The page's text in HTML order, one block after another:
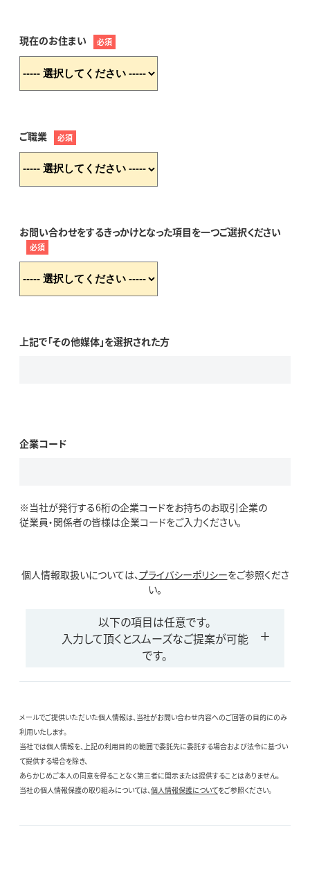
現在のお住まい 必須
ご職業 必須
お問い合わせをするきっかけとなった項目を一つご選択ください
必須
上記で「その他媒体」を選択された方
企業コード
※当社が発行する6桁の企業コードをお持ちのお取引企業の
従業員・関係者の皆様は企業コードをご入力ください。
個人情報取扱いについては、プライバシーポリシーをご参照くださ
い。
以下の項目は任意です。
入力して頂くとスムーズなご提案が可能
です。
メールでご提供いただいた個人情報は、当社がお問い合わせ内容へのご回答の目的にのみ
利用いたします。
当社では個人情報を、上記の利用目的の範囲で委託先に委託する場合および法令に基づい
て提供する場合を除き、
あらかじめご本人の同意を得ることなく第三者に開示または提供することはありません。
当社の個人情報保護の取り組みについては、個人情報保護についてをご参照ください。